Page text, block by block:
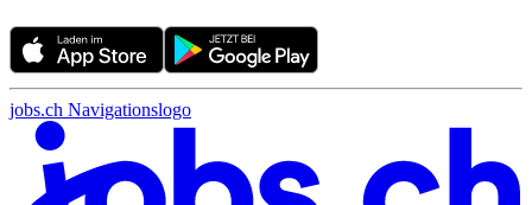
jobs.ch Navigationslogo